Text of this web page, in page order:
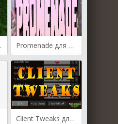
Promenade для Майнкрафт [1.19.4, 1.19.3, 1.19.2]
Client Tweaks для Майнкрафт [1.12.2, 1.11.2, 1.10.2]